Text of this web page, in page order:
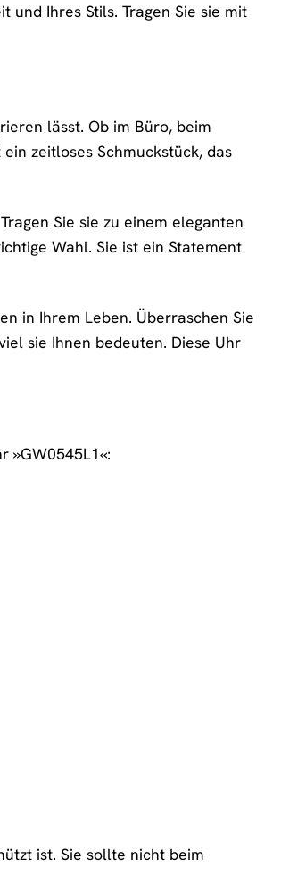
und Ihres Stils. Tragen Sie sie mit
lässt. Ob im Büro, beim
zeitloses Schmuckstück, das
Sie sie zu einem eleganten
Wahl. Sie ist ein Statement
in Ihrem Leben. Überraschen Sie
sie Ihnen bedeuten. Diese Uhr
»GW0545L1«:
ist. Sie sollte nicht beim